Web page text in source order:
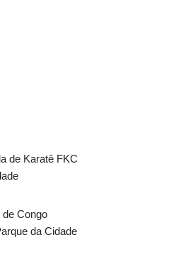
de Karatê FKC
Congo
da Cidade